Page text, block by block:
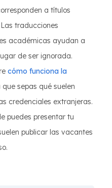
a títulos
traducciones
académicas ayudan a
de ser ignorada.
cómo funciona la
que sepas qué suelen
credenciales extranjeras.
puedes presentar tu
publicar las vacantes